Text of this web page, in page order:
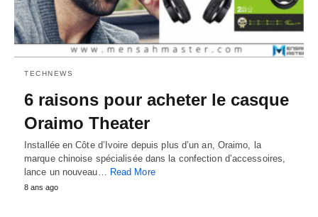
TECHNEWS
6 raisons pour acheter le casque
Oraimo Theater
Installée en Côte d’Ivoire depuis plus d’un an, Oraimo, la
marque chinoise spécialisée dans la confection d’accessoires,
lance un nouveau… Read More
8 ans ago